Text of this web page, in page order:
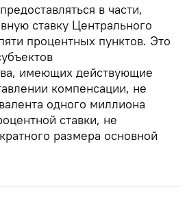
в части,
ставку Центрального
процентных пунктов. Это
имеющих действующие
компенсации, не
одного миллиона
ставки, не
размера основной